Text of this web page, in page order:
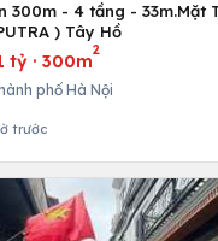
300m - 4 tầng - 33m.Mặt
) Tây Hồ
tỷ ·300m
2
phố Hà Nội
trước